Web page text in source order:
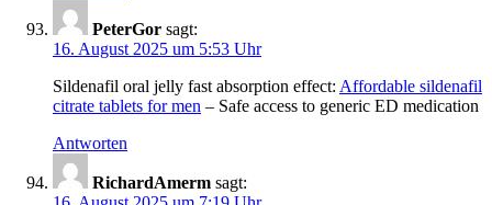
PeterGor sagt:
16. August 2025 um 5:53 Uhr
Sildenafil oral jelly fast absorption effect: Affordable sildenafil
citrate tablets for men – Safe access to generic ED medication
Antworten
RichardAmerm sagt: